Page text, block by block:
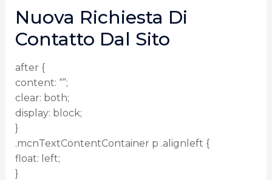
Nuova Richiesta Di
Contatto Dal Sito
after {
content: “”;
clear: both;
display: block;
}
.mcnTextContentContainer p .alignleft {
float: left;
}